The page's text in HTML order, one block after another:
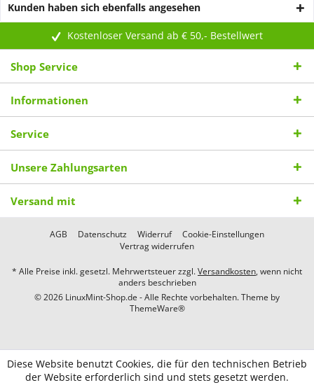
Kunden haben sich ebenfalls angesehen
Kostenloser Versand ab € 50,- Bestellwert
Shop Service
Informationen
Service
Unsere Zahlungsarten
Versand mit
AGB Datenschutz Widerruf
Cookie-Einstellungen
Vertrag widerrufen
* Alle Preise inkl. gesetzl. Mehrwertsteuer zzgl.Versandkosten, wenn nicht
anders beschrieben
© 2026 LinuxMint-Shop.de - Alle Rechte vorbehalten. Theme by
ThemeWare®
Diese Website benutzt Cookies, die für den technischen Betrieb
der Website erforderlich sind und stets gesetzt werden.